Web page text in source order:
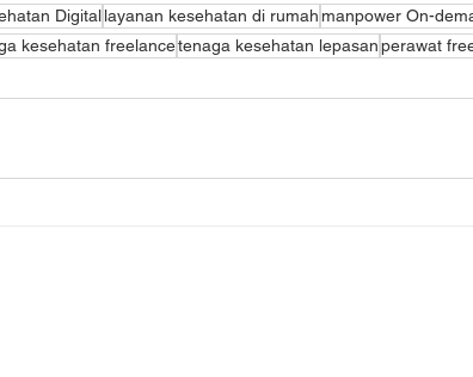
Digitallayanan kesehatan di rumah manpower On-
kesehatan freelancetenaga kesehatan lepasanperawat